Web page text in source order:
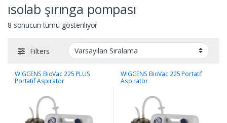
ısolab şırınga pompası
8 sonucun tümü gösteriliyor
Filters
WIGGENS BioVac 225 PLUS
Portatif Aspiratör
WIGGENS BioVac 225 Portatif
Aspiratör